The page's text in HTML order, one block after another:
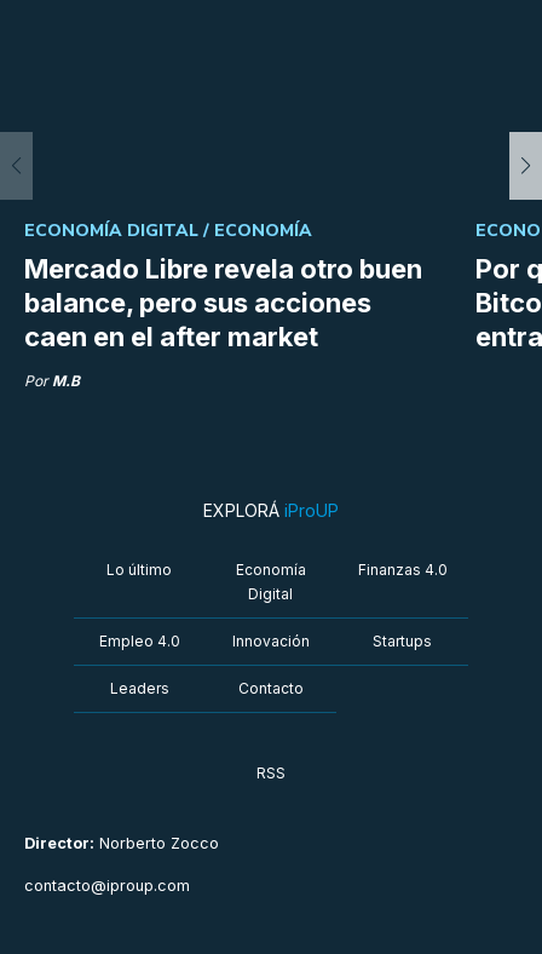
Mercado Libre revela otro buen
balance, pero sus acciones
caen en el after market
ECONOMÍA DIGITAL / ECONOMÍA
Por M.B
Por
Director: Norberto Zocco
contacto@iproup.com
EXPLORÁ iProUP
Lo último
Economía
Digital
Finanzas 4.0
Empleo 4.0 Innovación Startups
Leaders Contacto
RSS